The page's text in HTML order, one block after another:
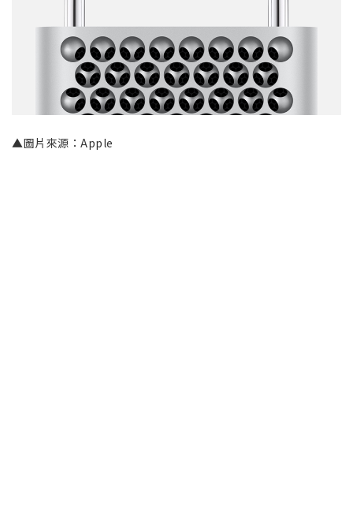
▲圖片來源：Apple